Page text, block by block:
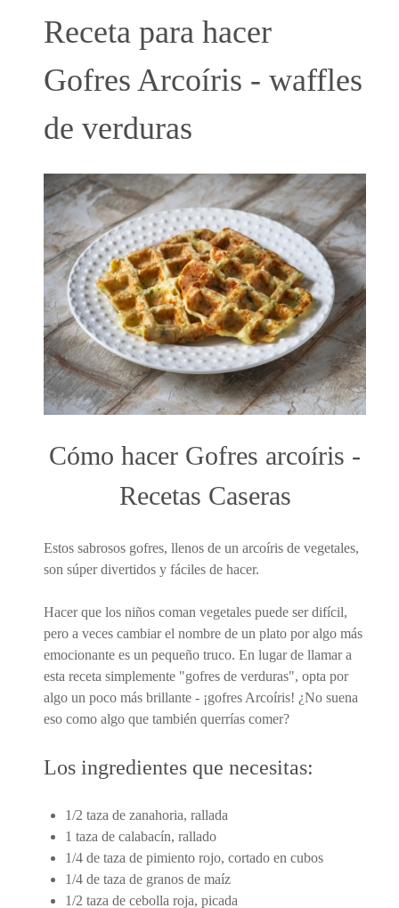
Receta para hacer
Gofres Arcoíris - waffles
de verduras
Cómo hacer Gofres arcoíris -
Recetas Caseras
Estos sabrosos gofres, llenos de un arcoíris de vegetales,
son súper divertidos y fáciles de hacer.
Hacer que los niños coman vegetales puede ser difícil,
pero a veces cambiar el nombre de un plato por algo más
emocionante es un pequeño truco. En lugar de llamar a
esta receta simplemente "gofres de verduras", opta por
algo un poco más brillante - ¡gofres Arcoíris! ¿No suena
eso como algo que también querrías comer?
Los ingredientes que necesitas:
1/2 taza de zanahoria, rallada
1 taza de calabacín, rallado
1/4 de taza de pimiento rojo, cortado en cubos
1/4 de taza de granos de maíz
1/2 taza de cebolla roja, picada